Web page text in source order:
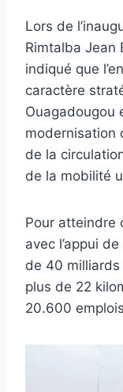
Lors de
Rimtalba Jean
indiqué que
caractère
Ouagadougou
modernisation
de la
de la mobilité
Pour atteindre
avec l’appui
de 40 milliards
plus de 22
20.600